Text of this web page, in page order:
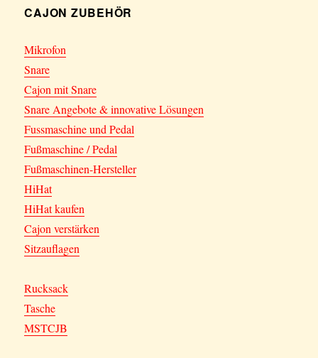
CAJON ZUBEHÖR
Mikrofon
Snare
Cajon mit Snare
Snare Angebote & innovative Lösungen
Fussmaschine und Pedal
Fußmaschine / Pedal
Fußmaschinen-Hersteller
HiHat
HiHat kaufen
Cajon verstärken
Sitzauflagen
Rucksack
Tasche
MSTCJB